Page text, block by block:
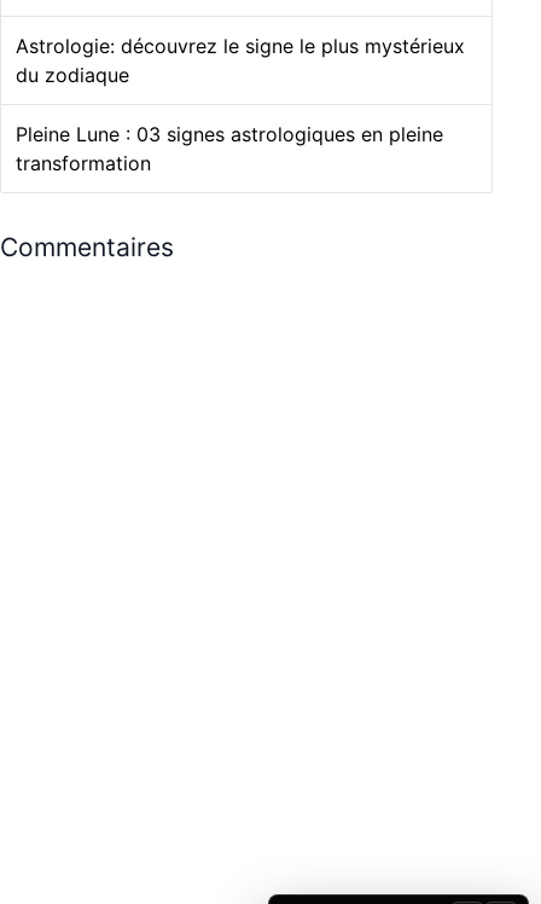
Astrologie: découvrez le signe le plus mystérieux
du zodiaque
Pleine Lune : 03 signes astrologiques en pleine
transformation
Commentaires